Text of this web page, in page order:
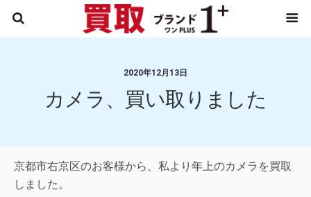
2020年12月13日
カメラ、買い取りました
京都市右京区のお客様から、私より年上のカメラを買取
しました。